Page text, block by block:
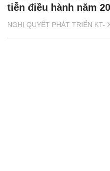
NGHỊ QUYẾT PHÁT TRIỂN KT-
tiễn điều hành năm